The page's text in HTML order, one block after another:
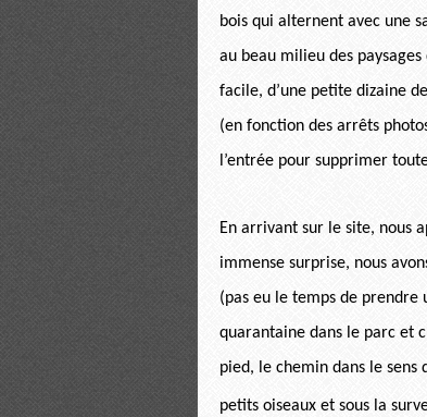
bois qui alternent avec une
au beau milieu des
facile, d’une petite dizaine
(en fonction des arrêts
l’entrée pour supprimer
En arrivant sur le site, nous
immense surprise, nous
(pas eu le temps de prendre
quarantaine dans le parc et
pied, le chemin dans le sens
petits oiseaux et sous la